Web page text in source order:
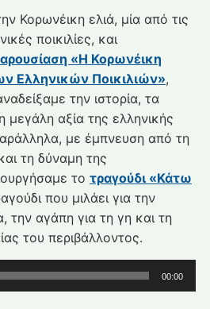
Κορωνέικη ελιά, μία από τις
ποικιλίες, και
«Η Κορωνέικη
Ελληνικών Ποικιλιών»,
την ιστορία, τα
μεγάλη αξία της ελληνικής
με έμπνευση από τη
τη δύναμη της
το τραγούδι «Κάτω
που μιλάει για την
την αγάπη για τη γη και τη
του περιβάλλοντος.
00:00